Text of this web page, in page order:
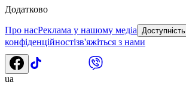
Додатково
Про насРеклама у нашому медіа Доступність
конфіденційностізв'яжіться з нами
ua